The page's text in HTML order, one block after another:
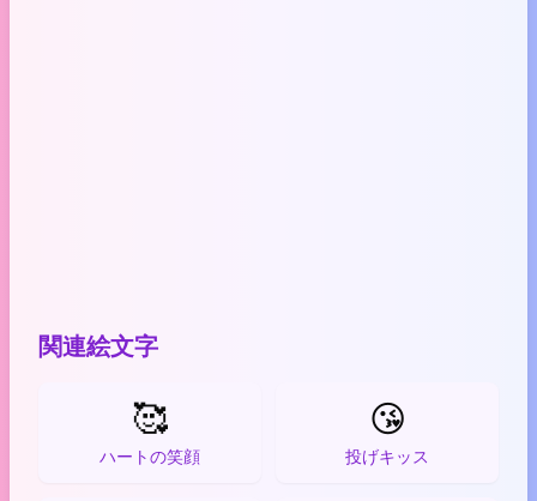
関連絵文字
🥰
ハートの笑顔
😘
投げキッス